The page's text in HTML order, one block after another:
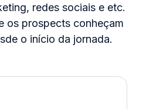
redes sociais e etc.
os prospects conheçam
o início da jornada.